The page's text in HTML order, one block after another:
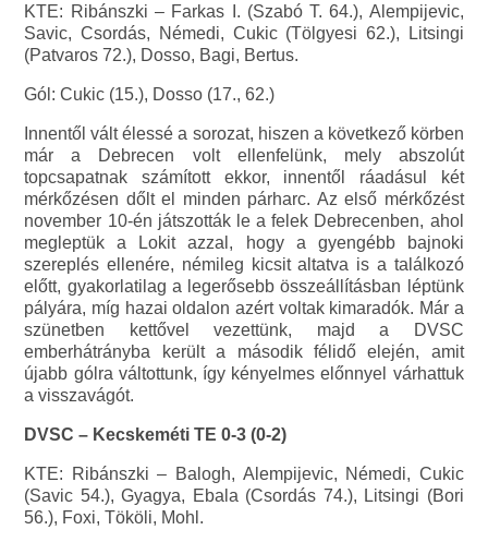
KTE: Ribánszki – Farkas I. (Szabó T. 64.), Alempijevic,
Savic, Csordás, Némedi, Cukic (Tölgyesi 62.), Litsingi
(Patvaros 72.), Dosso, Bagi, Bertus.
Gól: Cukic (15.), Dosso (17., 62.)
Innentől vált élessé a sorozat, hiszen a következő körben
már a Debrecen volt ellenfelünk, mely abszolút
topcsapatnak számított ekkor, innentől ráadásul két
mérkőzésen dőlt el minden párharc. Az első mérkőzést
november 10-én játszották le a felek Debrecenben, ahol
megleptük a Lokit azzal, hogy a gyengébb bajnoki
szereplés ellenére, némileg kicsit altatva is a találkozó
előtt, gyakorlatilag a legerősebb összeállításban léptünk
pályára, míg hazai oldalon azért voltak kimaradók. Már a
szünetben kettővel vezettünk, majd a DVSC
emberhátrányba került a második félidő elején, amit
újabb gólra váltottunk, így kényelmes előnnyel várhattuk
a visszavágót.
DVSC – Kecskeméti TE 0-3 (0-2)
KTE: Ribánszki – Balogh, Alempijevic, Némedi, Cukic
(Savic 54.), Gyagya, Ebala (Csordás 74.), Litsingi (Bori
56.), Foxi, Tököli, Mohl.